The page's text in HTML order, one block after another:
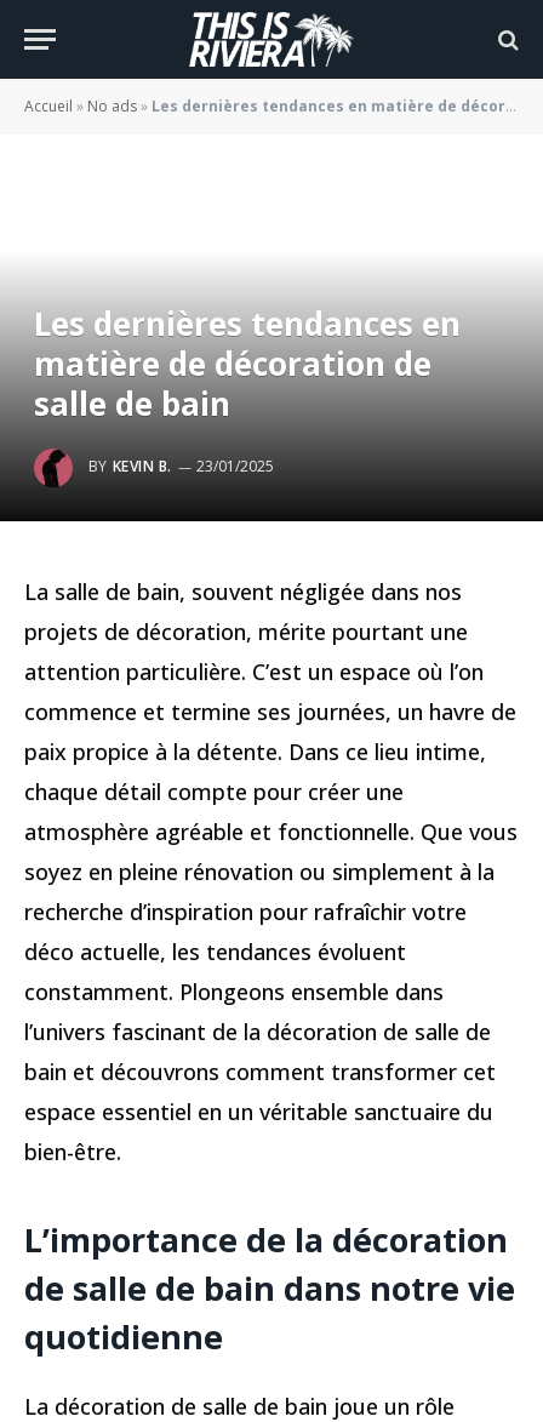
Accueil » No ads» Les dernières tendances en matière de décoration de salle de bain
Les dernières tendances en
matière de décoration de
salle de bain
BY KEVIN B. 23/01/2025
La salle de bain, souvent négligée dans nos
projets de décoration, mérite pourtant une
attention particulière. C’est un espace où l’on
commence et termine ses journées, un havre de
paix propice à la détente. Dans ce lieu intime,
chaque détail compte pour créer une
atmosphère agréable et fonctionnelle. Que vous
soyez en pleine rénovation ou simplement à la
recherche d’inspiration pour rafraîchir votre
déco actuelle, les tendances évoluent
constamment. Plongeons ensemble dans
l’univers fascinant de la décoration de salle de
bain et découvrons comment transformer cet
espace essentiel en un véritable sanctuaire du
bien-être.
L’importance de la décoration
de salle de bain dans notre vie
quotidienne
La décoration de salle de bain joue un rôle